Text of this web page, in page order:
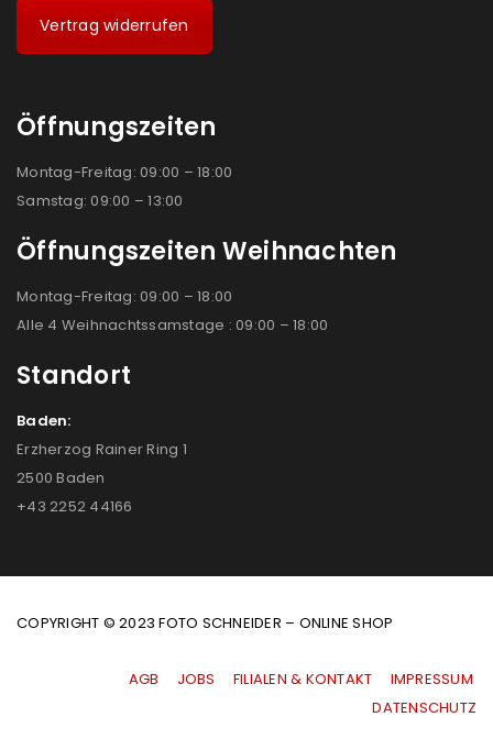
Vertrag widerrufen
Öffnungszeiten
Montag-Freitag: 09:00 – 18:00
Samstag: 09:00 – 13:00
Öffnungszeiten Weihnachten
Montag-Freitag: 09:00 – 18:00
Alle 4 Weihnachtssamstage : 09:00 – 18:00
Standort
Baden:
Erzherzog Rainer Ring 1
2500 Baden
+43 2252 44166
COPYRIGHT © 2023 FOTO SCHNEIDER – ONLINE SHOP
AGB JOBS FILIALEN & KONTAKT
IMPRESSUM
|DATENSCHUTZ